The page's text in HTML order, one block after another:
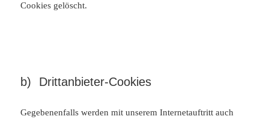
Cookies gelöscht.
b) Drittanbieter-Cookies
Gegebenenfalls werden mit unserem Internetauftritt auch